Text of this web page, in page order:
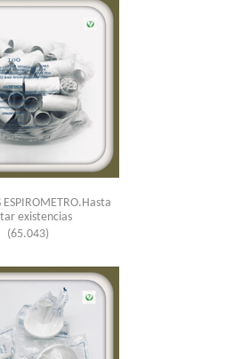
ESPIROMETRO.Hasta
existencias
(65.043)